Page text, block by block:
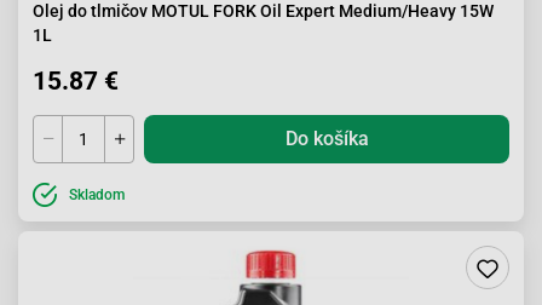
Olej do tlmičov MOTUL FORK Oil Expert Medium/Heavy 15W
1L
15.87 €
Do košíka
Skladom